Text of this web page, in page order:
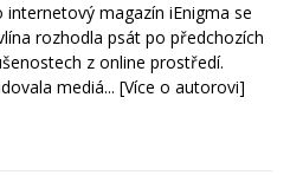
internetový magazín iEnigma se
rozhodla psát po předchozích
z online prostředí.
mediá... [Více o autorovi]